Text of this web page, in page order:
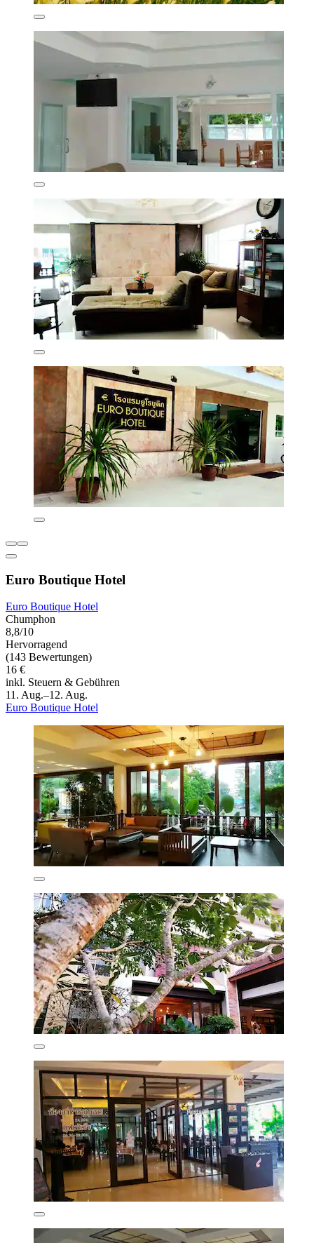
Euro Boutique Hotel
Euro Boutique Hotel
Chumphon
8,8/10
Hervorragend
(143 Bewertungen)
16 €
inkl. Steuern & Gebühren
11. Aug.–12. Aug.
Euro Boutique Hotel